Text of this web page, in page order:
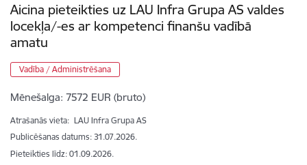
Aicina pieteikties uz LAU Infra Grupa AS valdes
locekļa/-es ar kompetenci finanšu vadībā
amatu
Vadība / Administrēšana
Mēnešalga: 7572 EUR (bruto)
Atrašanās vieta: LAU Infra Grupa AS
Publicēšanas datums: 31.07.2026.
Pieteikties līdz: 01.09.2026.